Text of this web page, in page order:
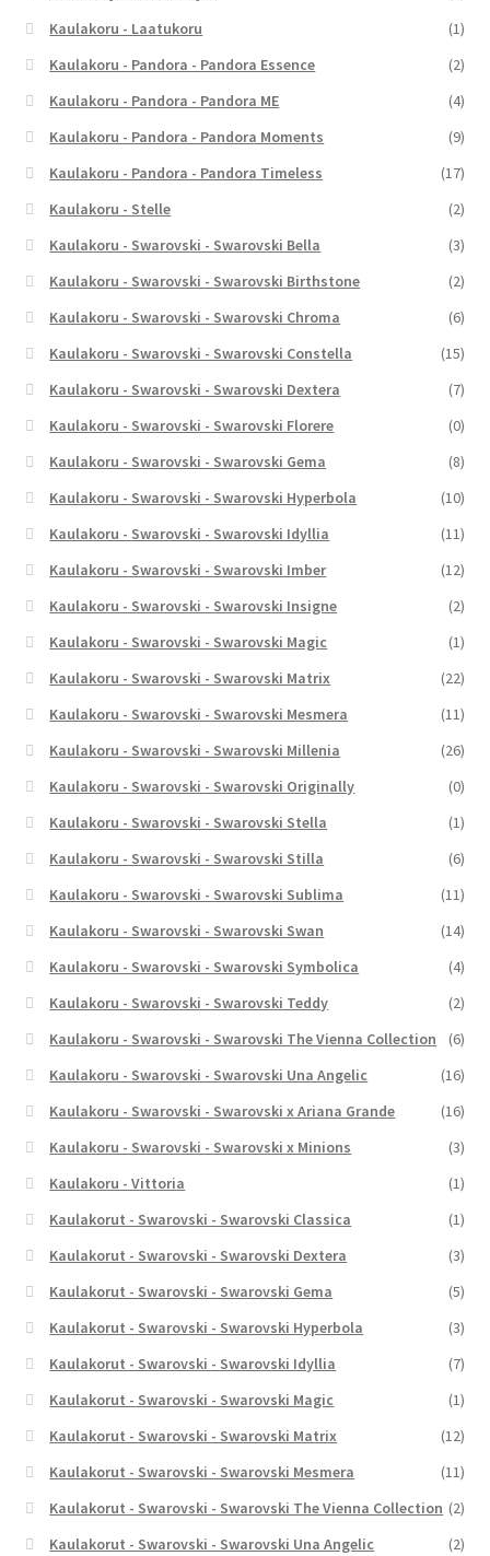
Kaulakoru - Laatukoru
(1)
Kaulakoru - Pandora - Pandora Essence
(2)
Kaulakoru - Pandora - Pandora ME
(4)
Kaulakoru - Pandora - Pandora Moments
(9)
Kaulakoru - Pandora - Pandora Timeless
(17)
Kaulakoru - Stelle
(2)
Kaulakoru - Swarovski - Swarovski Bella
(3)
Kaulakoru - Swarovski - Swarovski Birthstone
(2)
Kaulakoru - Swarovski - Swarovski Chroma
(6)
Kaulakoru - Swarovski - Swarovski Constella
(15)
Kaulakoru - Swarovski - Swarovski Dextera
(7)
Kaulakoru - Swarovski - Swarovski Florere
(0)
Kaulakoru - Swarovski - Swarovski Gema
(8)
Kaulakoru - Swarovski - Swarovski Hyperbola
(10)
Kaulakoru - Swarovski - Swarovski Idyllia
(11)
Kaulakoru - Swarovski - Swarovski Imber
(12)
Kaulakoru - Swarovski - Swarovski Insigne
(2)
Kaulakoru - Swarovski - Swarovski Magic
(1)
Kaulakoru - Swarovski - Swarovski Matrix
(22)
Kaulakoru - Swarovski - Swarovski Mesmera
(11)
Kaulakoru - Swarovski - Swarovski Millenia
(26)
Kaulakoru - Swarovski - Swarovski Originally
(0)
Kaulakoru - Swarovski - Swarovski Stella
(1)
Kaulakoru - Swarovski - Swarovski Stilla
(6)
Kaulakoru - Swarovski - Swarovski Sublima
(11)
Kaulakoru - Swarovski - Swarovski Swan
(14)
Kaulakoru - Swarovski - Swarovski Symbolica
(4)
Kaulakoru - Swarovski - Swarovski Teddy
(2)
Kaulakoru - Swarovski - Swarovski The Vienna Collection
(6)
Kaulakoru - Swarovski - Swarovski Una Angelic
(16)
Kaulakoru - Swarovski - Swarovski x Ariana Grande
(16)
Kaulakoru - Swarovski - Swarovski x Minions
(3)
Kaulakoru - Vittoria
(1)
Kaulakorut - Swarovski - Swarovski Classica
(1)
Kaulakorut - Swarovski - Swarovski Dextera
(3)
Kaulakorut - Swarovski - Swarovski Gema
(5)
Kaulakorut - Swarovski - Swarovski Hyperbola
(3)
Kaulakorut - Swarovski - Swarovski Idyllia
(7)
Kaulakorut - Swarovski - Swarovski Magic
(1)
Kaulakorut - Swarovski - Swarovski Matrix
(12)
Kaulakorut - Swarovski - Swarovski Mesmera
(11)
Kaulakorut - Swarovski - Swarovski The Vienna Collection (2)
Kaulakorut - Swarovski - Swarovski Una Angelic
(2)